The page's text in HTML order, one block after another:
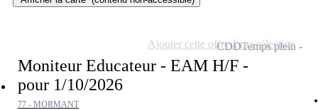
Moniteur Educateur - EAM H/F -
pour 1/10/2026
77 - MORMANT
CDDTemps plein
Ajouter cette offre à ma sélection